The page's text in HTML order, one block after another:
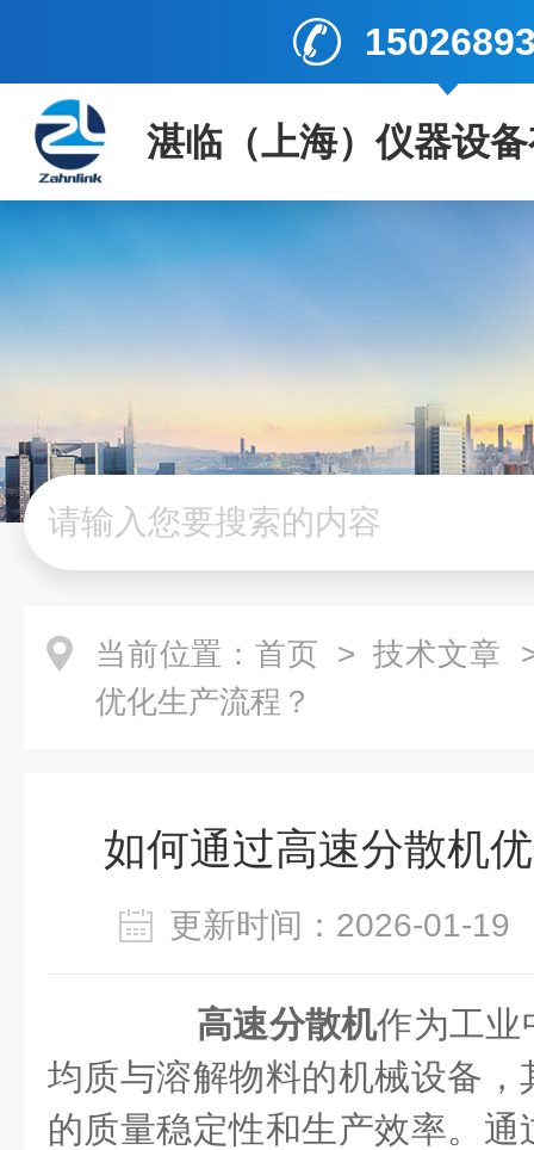
湛临（上海）仪器设
当前位置： 首页 > 技术文章
优化生产流程？
如何通过高速分散机
更新时间：2026-01-
高速分散机作为工业
均质与溶解物料的机械设备
的质量稳定性和生产效率。